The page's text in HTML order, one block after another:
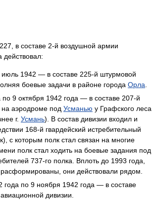
в составе 2-й воздушной армии
действовал:
1942 — в составе 225-й штурмовой
боевые задачи в районе города Орла
9 октября 1942 года — в составе 207-й
на аэродроме под Усманью у Графского леса
г. Усмань). В состав дивизии входил и
168-й гвардейский истребительный
с которым полк стал связан на многие
полк стал ходить на боевые задания под
737-го полка. Вплоть до 1993 года,
расформированы, они действовали рядом.
года по 9 ноября 1942 года — в составе
дивизии.